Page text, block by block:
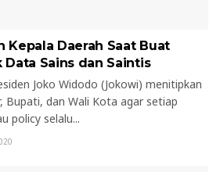
Kepala Daerah Saat Buat
Sains dan Saintis
Joko Widodo (Jokowi) menitipkan
Bupati, dan Wali Kota agar setiap
policy selalu...